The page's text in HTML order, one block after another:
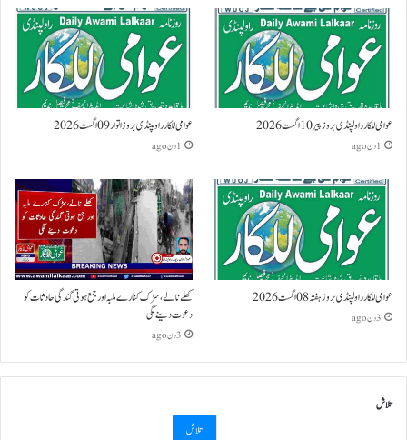
عوامی للکار راولپنڈی بروز پیر 10 اگست 2026
1 دن ago
عوامی للکار راولپنڈی بروز اتوار 09 اگست 2026
1 دن ago
عوامی للکار راولپنڈی بروز ہفتہ 08 اگست 2026
3 دن ago
کھلے نالے،سڑک کنارے ملبہ اور جمع ہوتی گندگی حادثات کو
دعوت دینے لگی
3 دن ago
تلاش
تلاش